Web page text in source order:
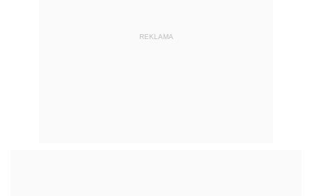
REKLAMA